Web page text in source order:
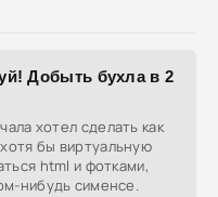
Добыть бухла в 2
хотел сделать как
бы виртуальную
html и фотками,
нибудь сименсе.